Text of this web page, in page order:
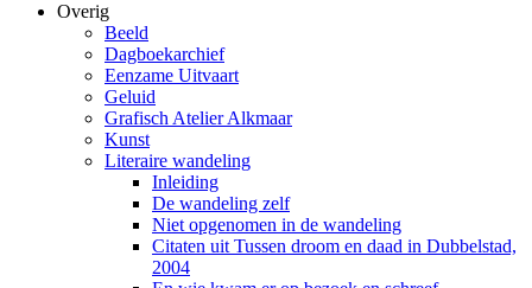
Overig
Beeld
Dagboekarchief
Eenzame Uitvaart
Geluid
Grafisch Atelier Alkmaar
Kunst
Literaire wandeling
Inleiding
De wandeling zelf
Niet opgenomen in de wandeling
Citaten uit Tussen droom en daad in Dubbelstad,
2004